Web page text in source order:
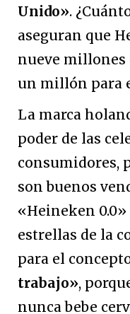
Unido».
aseguran que
nueve millones
un millón para
La marca
poder de las
consumidores,
son buenos
«Heineken
estrellas de la
para el
trabajo»,
nunca bebe